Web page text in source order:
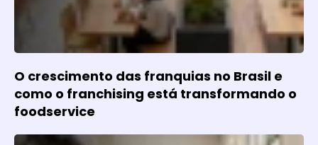
O crescimento das franquias no Brasil e
como o franchising está transformando o
foodservice